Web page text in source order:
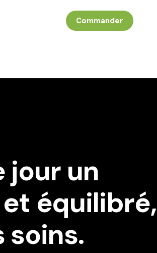
Commander
jour un
équilibré,
soins.